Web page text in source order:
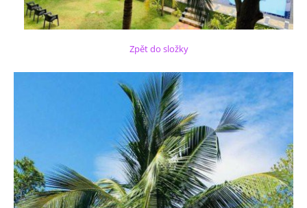
Zpět do složky